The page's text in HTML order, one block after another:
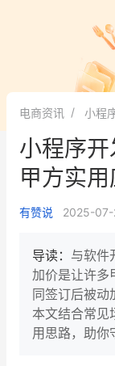
面对面聊增长
新零售大会
增长产品指南
智库
电商资讯 小程
小程序开
甲方实
有赞说 2025-07-
导读： 与软件
加价是让许多
同签订后被动
本文结合常见
用思路，助你